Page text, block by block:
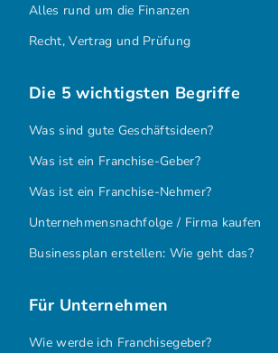
Alles rund um die Finanzen
Recht, Vertrag und Prüfung
Die 5 wichtigsten Begriffe
Was sind gute Geschäftsideen?
Was ist ein Franchise-Geber?
Was ist ein Franchise-Nehmer?
Unternehmensnachfolge / Firma kaufen
Businessplan erstellen: Wie geht das?
Für Unternehmen
Wie werde ich Franchisegeber?